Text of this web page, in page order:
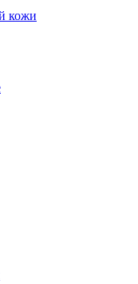
кожи